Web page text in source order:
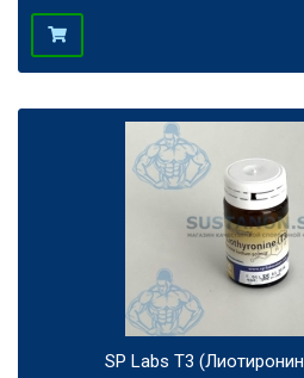
SP Labs T3